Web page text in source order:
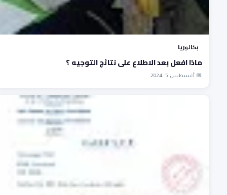
بكالوريا
ماذا افعل بعد الاطلاع على نتائج التوجيه ؟
📅 أغسطس 5, 2024